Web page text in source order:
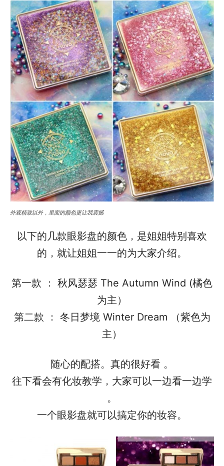
外观精致以外，里面的颜色更让我震撼
以下的几款眼影盘的颜色，是姐姐特别喜欢
的，就让姐姐一一的为大家介绍。
第一款 ： 秋风瑟瑟 The Autumn Wind (橘色
为主）
第二款 ： 冬日梦境 Winter Dream （紫色为
主）
随心的配搭。真的很好看 。
往下看会有化妆教学，大家可以一边看一边学
。
一个眼影盘就可以搞定你的妆容。